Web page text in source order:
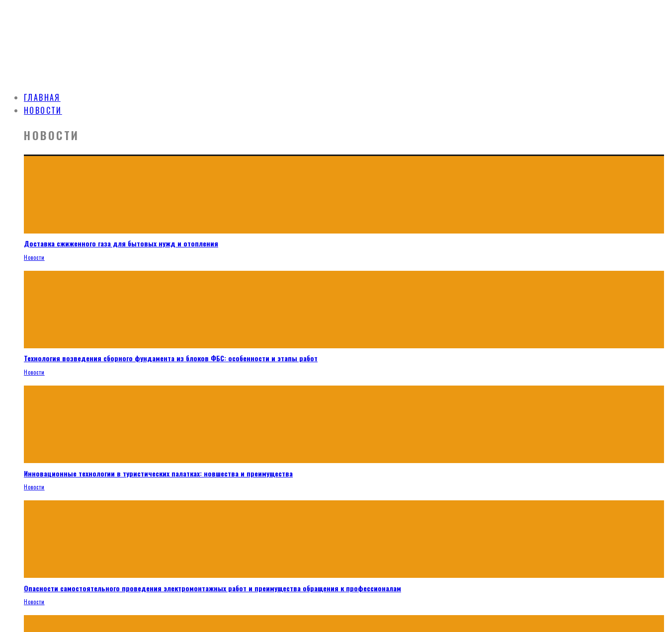
ГЛАВНАЯ
НОВОСТИ
НОВОСТИ
Доставка сжиженного газа для бытовых нужд и отопления
Новости
Технология возведения сборного фундамента из блоков ФБС: особенности и этапы работ
Новости
Инновационные технологии в туристических палатках: новшества и преимущества
Новости
Опасности самостоятельного проведения электромонтажных работ и преимущества обращения к профессионалам
Новости